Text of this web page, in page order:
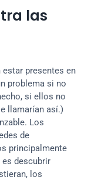
las
estar presentes en
problema si no
si ellos no
llamarían así.)
Los
de
principalmente
descubrir
los